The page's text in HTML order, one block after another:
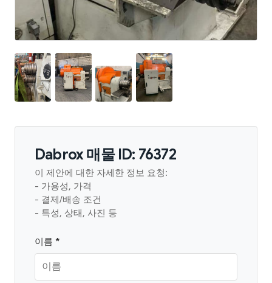
Dabrox 매물 ID: 76372
이 제안에 대한 자세한 정보 요청:
- 가용성, 가격
- 결제/배송 조건
- 특성, 상태, 사진 등
이름 *